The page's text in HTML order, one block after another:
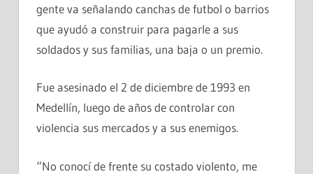
gente va señalando canchas de futbol o barrios
que ayudó a construir para pagarle a sus
soldados y sus familias, una baja o un premio.
Fue asesinado el 2 de diciembre de 1993 en
Medellín, luego de años de controlar con
violencia sus mercados y a sus enemigos.
“No conocí de frente su costado violento, me